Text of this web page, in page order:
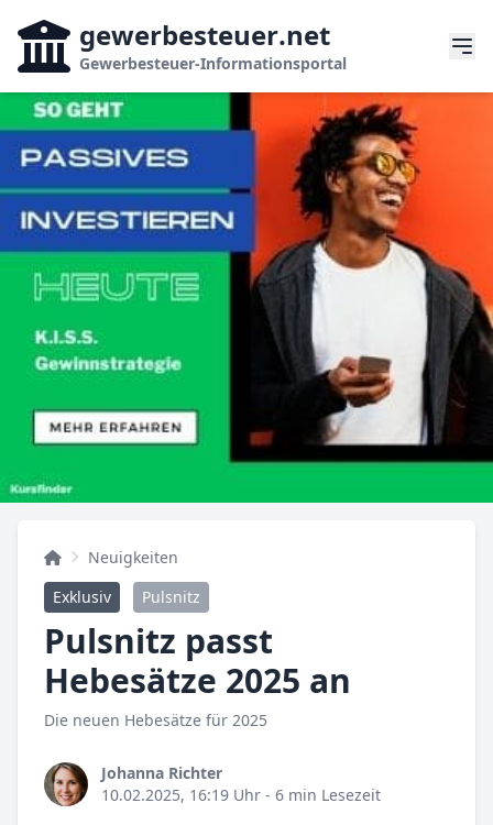
gewerbesteuer.net
Gewerbesteuer-Informationsportal
Neuigkeiten
Exklusiv
Pulsnitz
Pulsnitz passt
Hebesätze 2025 an
Die neuen Hebesätze für 2025
Johanna Richter
10.02.2025, 16:19 Uhr - 6 min Lesezeit